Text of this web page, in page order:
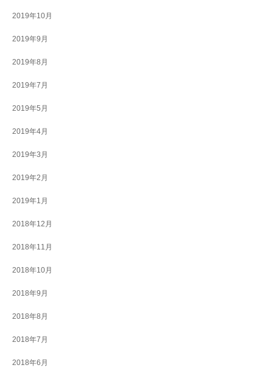
2019年10月
2019年9月
2019年8月
2019年7月
2019年5月
2019年4月
2019年3月
2019年2月
2019年1月
2018年12月
2018年11月
2018年10月
2018年9月
2018年8月
2018年7月
2018年6月